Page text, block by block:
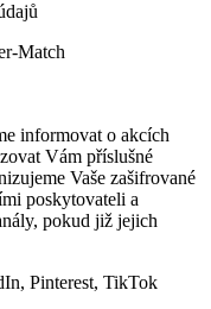
Match
informovat o akcích
Vám příslušné
Vaše zašifrované
poskytovateli a
pokud již jejich
Pinterest, TikTok